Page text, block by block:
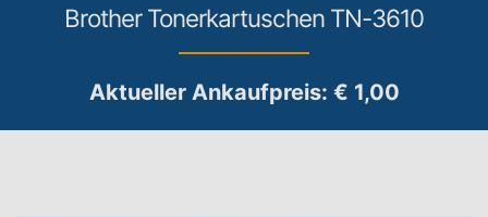
Brother Tonerkartuschen TN-3610
Aktueller Ankaufpreis: € 1,00